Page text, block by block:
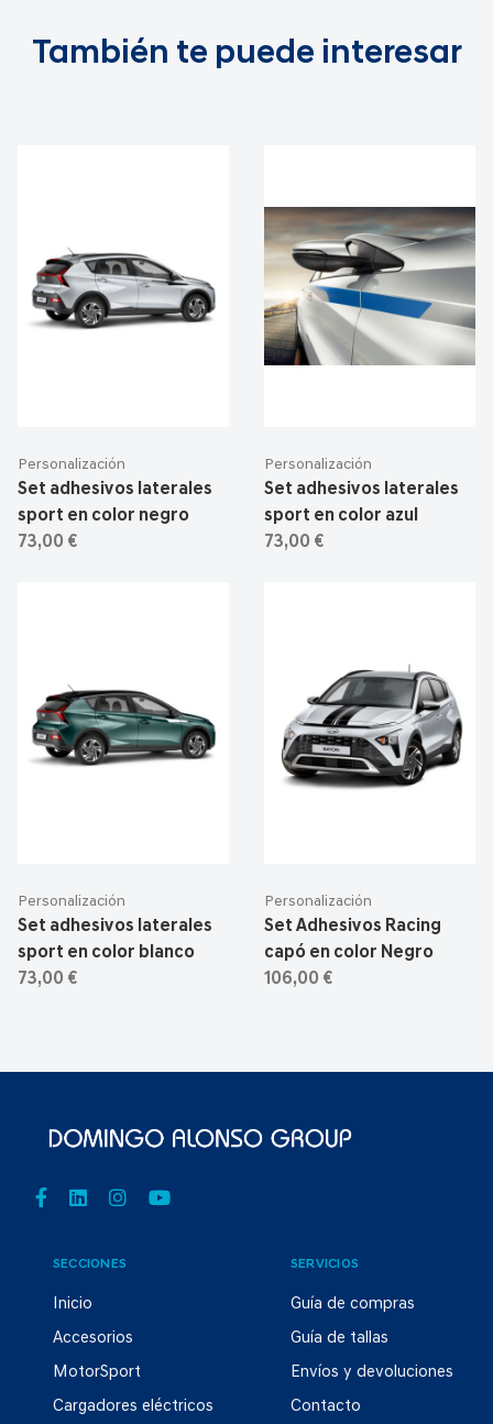
También te puede interesar
Personalización
Set adhesivos laterales
sport en color negro
73,00 €
Personalización
Set adhesivos laterales
sport en color azul
73,00 €
Personalización
Set adhesivos laterales
sport en color blanco
73,00 €
Personalización
Set Adhesivos Racing
capó en color Negro
106,00 €
SECCIONES
Inicio
Accesorios
MotorSport
Cargadores eléctricos
SERVICIOS
Guía de compras
Guía de tallas
Envíos y devoluciones
Contacto